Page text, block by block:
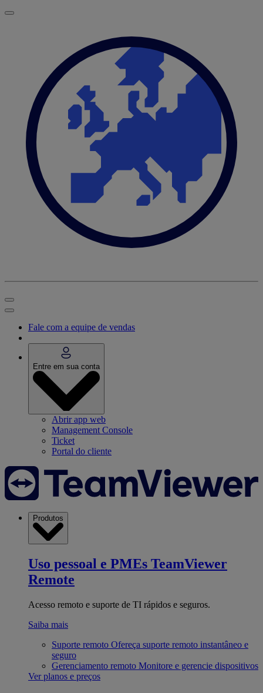
Fale com a equipe de vendas
Entre em sua conta
Abrir app web
Management Console
Ticket
Portal do cliente
Produtos
Uso pessoal e PMEs TeamViewer
Remote
Acesso remoto e suporte de TI rápidos e seguros.
Saiba mais
Suporte remoto Ofereça suporte remoto instantâneo e
seguro
Gerenciamento remoto Monitore e gerencie dispositivos
Ver planos e preços